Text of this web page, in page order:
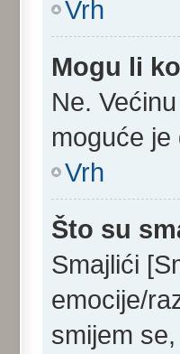
Vrh
Mogu li
Ne.
moguće
Vrh
Što su
Smajlići
emocije/
smijem